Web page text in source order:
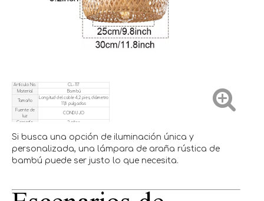
Artículo No. CL-117
Material Bambú
Tamaño
Longitud del cable 4,2 pies, diámetro
11,8 pulgadas
Fuente de
luz
CONDUJO
Garantía
2 años
Si busca una opción de iluminación única y
personalizada, una lámpara de araña rústica de
bambú puede ser justo lo que necesita.